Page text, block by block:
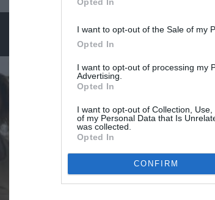
I want to opt-out of the Sale of my
Opted In
I want to opt-out of processing my
Advertising.
Opted In
I want to opt-out of Collection,
of my Personal Data that Is
was collected.
Opted In
CONFIRM
Σχετικά Άρθρα